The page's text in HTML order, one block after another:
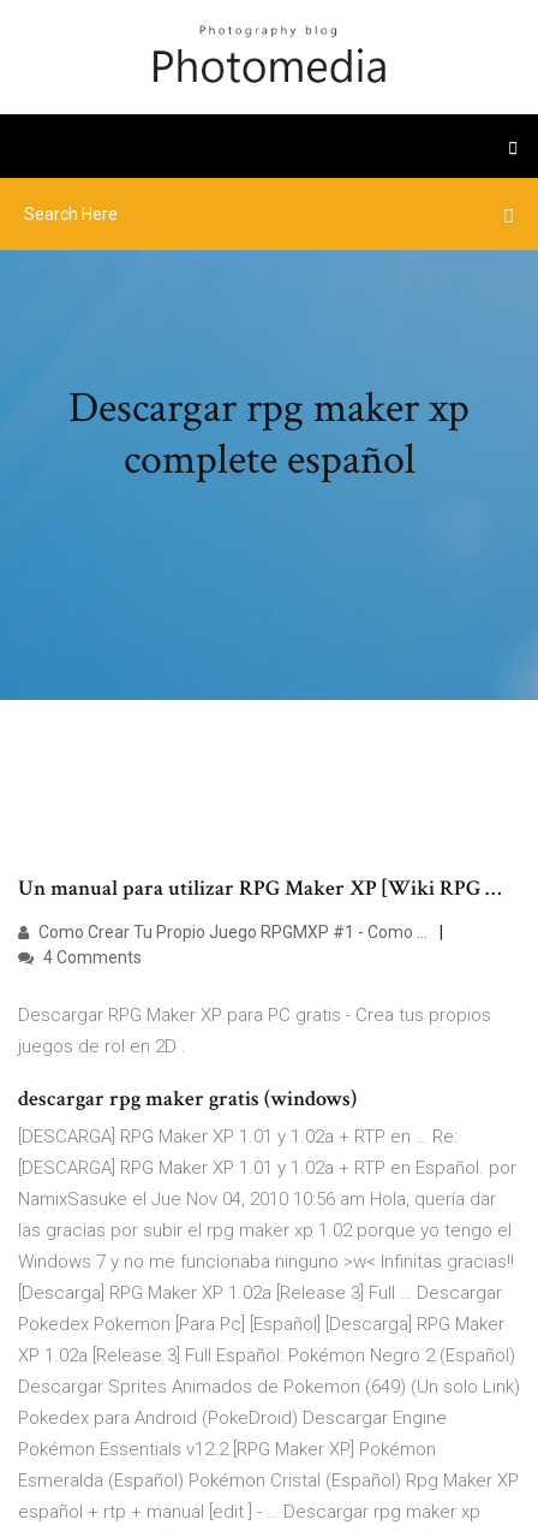
Descargar rpg maker xp
complete español
Un manual para utilizar RPG Maker XP [Wiki RPG …
Como Crear Tu Propio Juego RPGMXP #1 - Como …
4 Comments
Descargar RPG Maker XP para PC gratis - Crea tus propios
juegos de rol en 2D .
descargar rpg maker gratis (windows)
[DESCARGA] RPG Maker XP 1.01 y 1.02a + RTP en … Re:
[DESCARGA] RPG Maker XP 1.01 y 1.02a + RTP en Español. por
NamixSasuke el Jue Nov 04, 2010 10:56 am Hola, quería dar
las gracias por subir el rpg maker xp 1.02 porque yo tengo el
Windows 7 y no me funcionaba ninguno >w< Infinitas gracias!!
[Descarga] RPG Maker XP 1.02a [Release 3] Full … Descargar
Pokedex Pokemon [Para Pc] [Español] [Descarga] RPG Maker
XP 1.02a [Release 3] Full Español: Pokémon Negro 2 (Español)
Descargar Sprites Animados de Pokemon (649) (Un solo Link)
Pokedex para Android (PokeDroid) Descargar Engine
Pokémon Essentials v12.2 [RPG Maker XP] Pokémon
Esmeralda (Español) Pokémon Cristal (Español) Rpg Maker XP
español + rtp + manual [edit ] - … Descargar rpg maker xp